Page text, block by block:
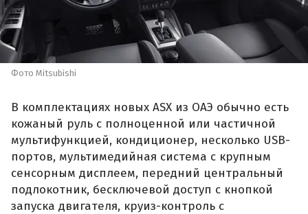
Фото Mitsubishi
В комплектациях новых ASX из ОАЭ обычно есть
кожаный руль с полноценной или частичной
мультифункцией, кондиционер, несколько USB-
портов, мультимедийная система с крупным
сенсорным дисплеем, передний центральный
подлокотник, бесключевой доступ с кнопкой
запуска двигателя, круиз-контроль с